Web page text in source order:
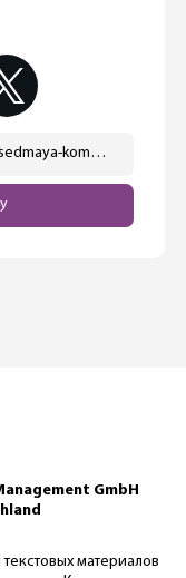
https://ostwest.tv/news/kazhdaya-sedmaya-kompaniya-v-germanii-stala-zhertvoj-kiberataki/
GmbH
материалов